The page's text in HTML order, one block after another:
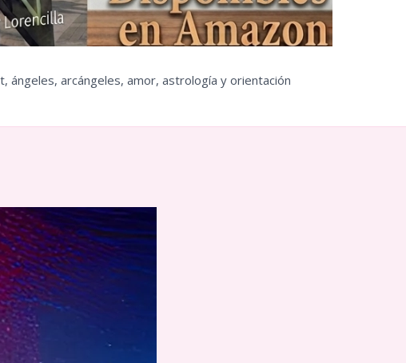
ángeles, arcángeles, amor, astrología y orientación